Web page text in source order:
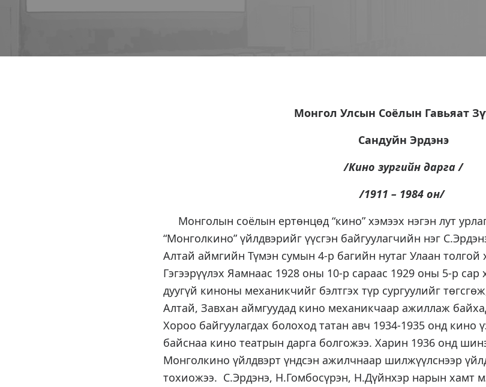
Монгол Улсын Соёлын Гавьяат
Сандуйн Эрдэнэ
/Кино зургийн дарга /
/1911 – 1984 он/
Монголын соёлын ертөнцөд “кино” хэмээх нэгэн лут
“Монголкино” үйлдвэрийг үүсгэн байгуулагчийн нэг
Алтай аймгийн Түмэн сумын 4-р багийн нутаг Улаан толгой
Гэгээрүүлэх Яамнаас 1928 оны 10-р сараас 1929 оны 5-р сар
дуугүй киноны механикчийг бэлтгэх түр сургуулийг
Алтай, Завхан аймгуудад кино механикчаар ажиллаж
Хороо байгуулагдах болоход татан авч 1934-1935 онд кино
байснаа кино театрын дарга болгожээ. Харин 1936 онд
Монголкино үйлдвэрт үндсэн ажилчнаар шилжүүлснээр
тохиожээ. С.Эрдэнэ, Н.Гомбосүрэн, Н.Дүйнхэр нарын хамт